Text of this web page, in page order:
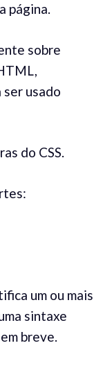
página.
sobre
ser usado
do CSS.
um ou mais
sintaxe
breve.